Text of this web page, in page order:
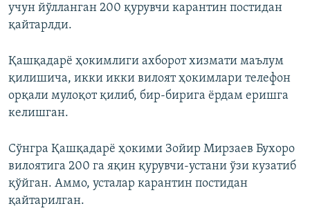
учун йўлланган 200 қурувчи карантин постидан
қайтарлди.
Қашқадарё ҳокимлиги ахборот хизмати маълум
қилишича, икки икки вилоят ҳокимлари телефон
орқали мулоқот қилиб, бир-бирига ёрдам еришга
келишган.
Сўнгра Қашқадарё ҳокими Зойир Мирзаев Бухоро
вилоятига 200 га яқин қурувчи-устани ўзи кузатиб
қўйган. Аммо, усталар карантин постидан
қайтарилган.